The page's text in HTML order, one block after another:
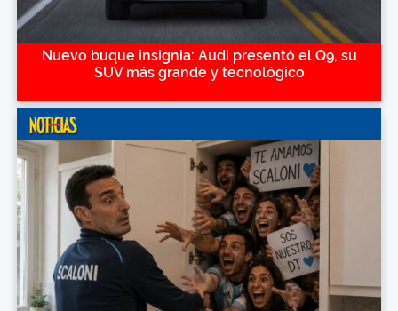
Nuevo buque insignia: Audi presentó el Q9, su
SUV más grande y tecnológico